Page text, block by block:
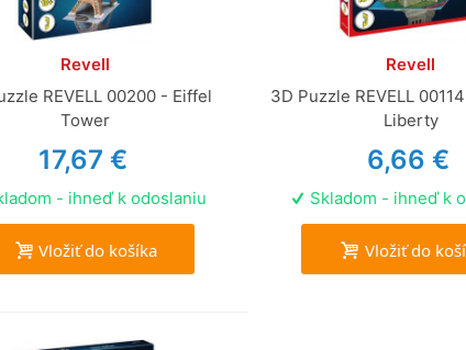
Revell
REVELL 00200 - Eiffel
Tower
17,67 €
- ihneď k odoslaniu
Vložiť do košíka
Revell
3D Puzzle REVELL
Liberty
6,66 €
Skladom - ihneď k
Vložiť do